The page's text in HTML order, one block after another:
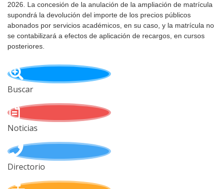
2026. La concesión de la anulación de la ampliación de matrícula
supondrá la devolución del importe de los precios públicos
abonados por servicios académicos, en su caso, y la matrícula no
se contabilizará a efectos de aplicación de recargos, en cursos
posteriores.
Buscar
Noticias
Directorio